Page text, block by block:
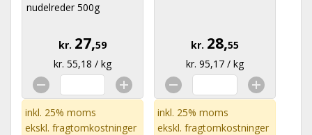
nudelreder 500g
kr. 27,59
kr. 55,18 / kg
inkl. 25% moms
ekskl. fragtomkostninger
kr. 28,55
kr. 95,17 / kg
inkl. 25% moms
ekskl. fragtomkostninger